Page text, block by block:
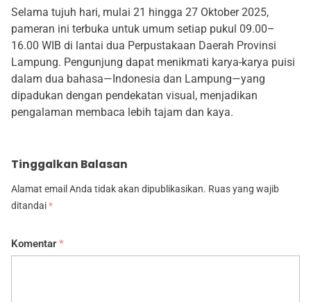
Selama tujuh hari, mulai 21 hingga 27 Oktober 2025,
pameran ini terbuka untuk umum setiap pukul 09.00–
16.00 WIB di lantai dua Perpustakaan Daerah Provinsi
Lampung. Pengunjung dapat menikmati karya-karya puisi
dalam dua bahasa—Indonesia dan Lampung—yang
dipadukan dengan pendekatan visual, menjadikan
pengalaman membaca lebih tajam dan kaya.
Tinggalkan Balasan
Alamat email Anda tidak akan dipublikasikan. Ruas yang wajib
ditandai*
Komentar*